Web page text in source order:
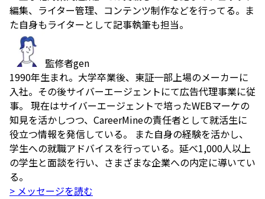
編集、ライター管理、コンテンツ制作などを行ってる。ま
た自身もライターとして記事執筆も担当。
監修者gen
1990年生まれ。大学卒業後、東証一部上場のメーカーに
入社。その後サイバーエージェントにて広告代理事業に従
事。 現在はサイバーエージェントで培ったWEBマーケの
知見を活かしつつ、CareerMineの責任者として就活生に
役立つ情報を発信している。 また自身の経験を活かし、
学生への就職アドバイスを行っている。延べ1,000人以上
の学生と面談を行い、さまざまな企業への内定に導いてい
る。
> メッセージを読む